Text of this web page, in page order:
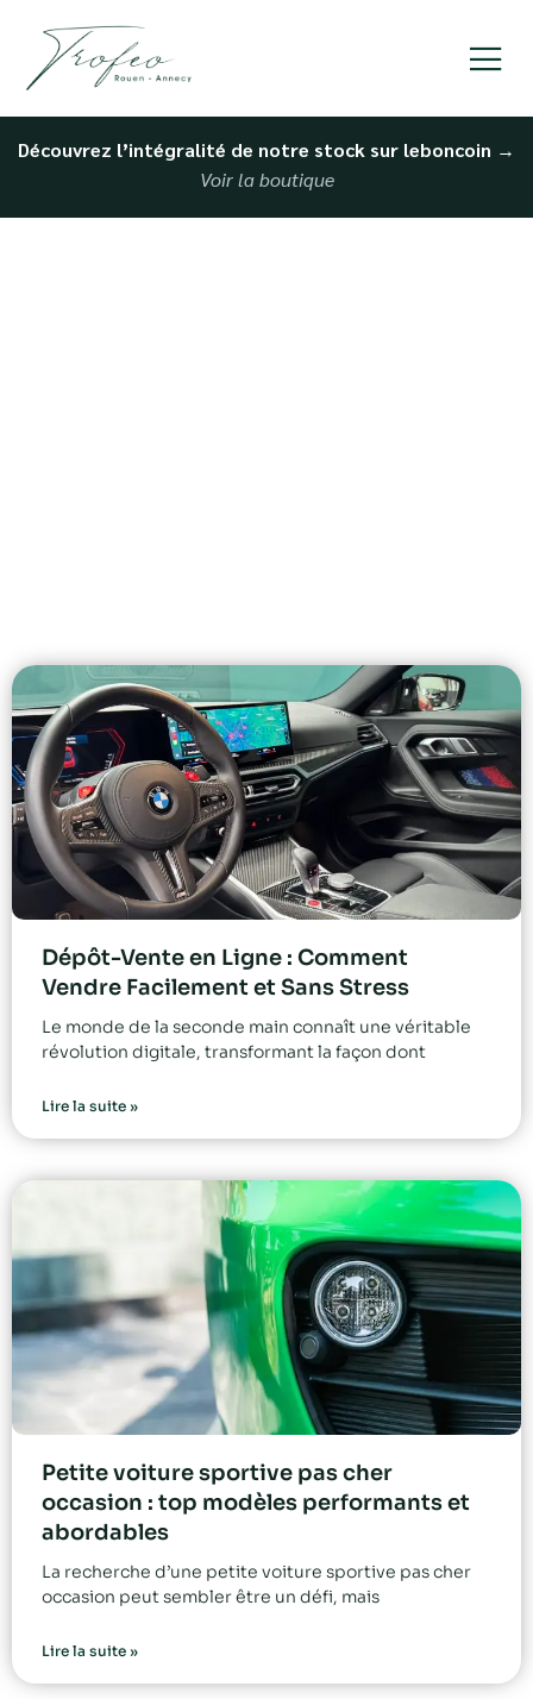
Découvrez l’intégralité de notre stock sur leboncoin →
Voir la boutique
Dépôt-Vente en Ligne : Comment
Vendre Facilement et Sans Stress
Le monde de la seconde main connaît une véritable
révolution digitale, transformant la façon dont
Lire la suite »
Petite voiture sportive pas cher
occasion : top modèles performants et
abordables
La recherche d’une petite voiture sportive pas cher
occasion peut sembler être un défi, mais
Lire la suite »